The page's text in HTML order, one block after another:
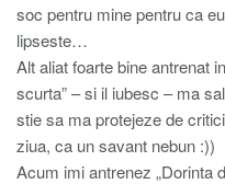
soc pentru mine pentru ca
lipseste…
Alt aliat foarte bine antrenat
scurta” – si il iubesc – ma
stie sa ma protejeze de
ziua, ca un savant nebun :))
Acum imi antrenez „Dorinta